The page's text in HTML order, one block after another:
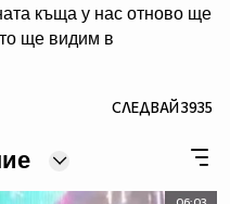
къща у нас отново ще
ще видим в
в ефира през
в ръцете на
СЛЕДВАЙ3935